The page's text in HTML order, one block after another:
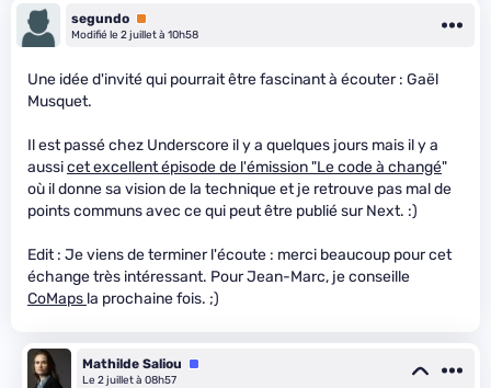
segundo Premium
Modifié le 2 juillet à 10h58
Une idée d'invité qui pourrait être fascinant à écouter : Gaël
Musquet.
Il est passé chez Underscore il y a quelques jours mais il y a
aussicet excellent épisode de l'émission "Le code à changé"
où il donne sa vision de la technique et je retrouve pas mal de
points communs avec ce qui peut être publié sur Next. :)
Edit : Je viens de terminer l'écoute : merci beaucoup pour cet
échange très intéressant. Pour Jean-Marc, je conseille
CoMaps la prochaine fois. ;)
Mathilde Saliou
Équipe
Le 2 juillet à 08h57